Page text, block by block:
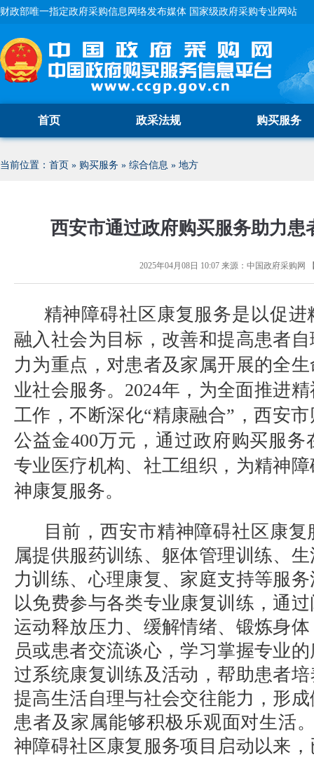
财政部唯一指定政府采购信息网络发布媒体 国家级政府采购专业网站
首页 政采法规 购买服务
当前位置： 首页 » 购买服务 » 综合信息 » 地方
西安市通过政府购买服务助力患
2025年04月08日 10:07来源： 中国政府采购网
精神障碍社区康复服务是以促
融入社会为目标，改善和提高患者
力为重点，对患者及家属开展的全
业社会服务。 2024年，为全面推进
工作，不断深化“精康融合”，西安
公益金400万元，通过政府购买服务
专业医疗机构、社工组织，为精神
神康复服务。
目前，西安市精神障碍社区康
属提供服药训练、躯体管理训练、
力训练、心理康复、家庭支持等服
以免费参与各类专业康复训练，通
运动释放压力、缓解情绪、锻炼身
员或患者交流谈心，学习掌握专业
过系统康复训练及活动，帮助患者
提高生活自理与社会交往能力，形
患者及家属能够积极乐观面对生活
神障碍社区康复服务项目启动以来